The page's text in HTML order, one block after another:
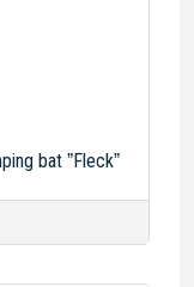
bat ˮFleckˮ